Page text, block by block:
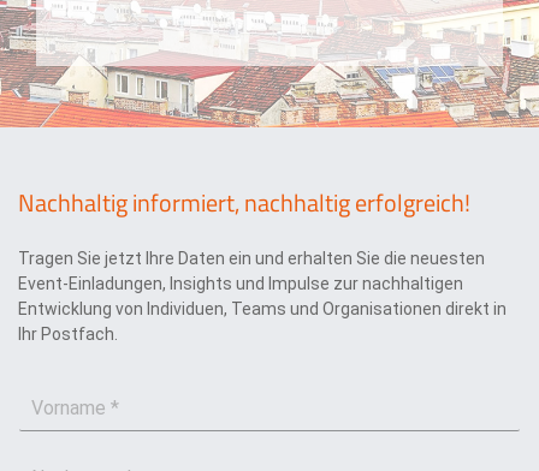
d
u
n
g
z
e
k
l
u
n
g
*
Nachhaltig informiert, nachhaltig erfolgreich!
Tragen Sie jetzt Ihre Daten ein und erhalten Sie die neuesten
Event-Einladungen, Insights und Impulse zur nachhaltigen
Entwicklung von Individuen, Teams und Organisationen direkt in
Ihr Postfach.